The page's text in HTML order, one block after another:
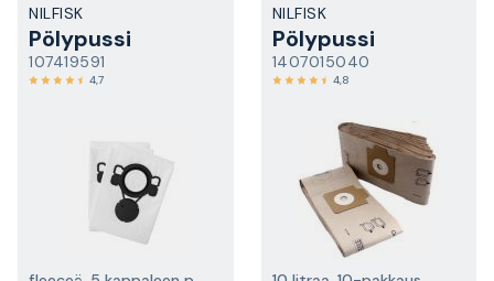
NILFISK
Pölypussi
107419591
4,7
NILFISK
Pölypussi
1407015040
4,8